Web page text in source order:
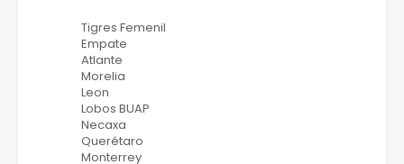
Tigres Femenil
Empate
Atlante
Morelia
Leon
Lobos BUAP
Necaxa
Querétaro
Monterrey